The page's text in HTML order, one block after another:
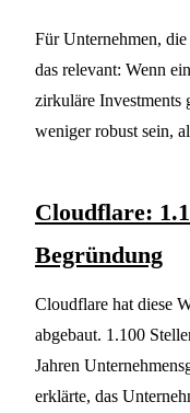
Für Unternehmen,
das relevant: Wenn
zirkuläre Investments
weniger robust sein,
Cloudflare:
Begründung
Cloudflare hat diese
abgebaut. 1.100
Jahren
erklärte, das